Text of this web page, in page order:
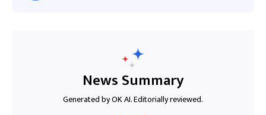
News Summary
Generated by OK AI. Editorially reviewed.